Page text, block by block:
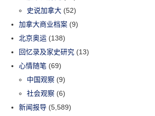
史说加拿大 (52)
加拿大商业档案 (9)
北京奥运 (138)
回忆录及家史研究 (13)
心情随笔 (69)
中国观察 (9)
社会观察 (6)
新闻报导 (5,589)